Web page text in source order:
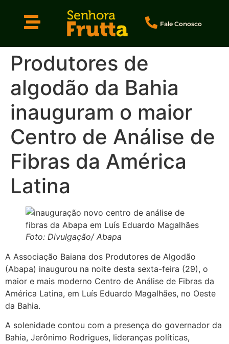
Fale Conosco
Produtores de
algodão da Bahia
inauguram o maior
Centro de Análise de
Fibras da América
Latina
Foto: Divulgação/ Abapa
A Associação Baiana dos Produtores de Algodão
(Abapa) inaugurou na noite desta sexta-feira (29), o
maior e mais moderno Centro de Análise de Fibras da
América Latina, em Luís Eduardo Magalhães, no Oeste
da Bahia.
A solenidade contou com a presença do governador da
Bahia, Jerônimo Rodrigues, lideranças políticas,